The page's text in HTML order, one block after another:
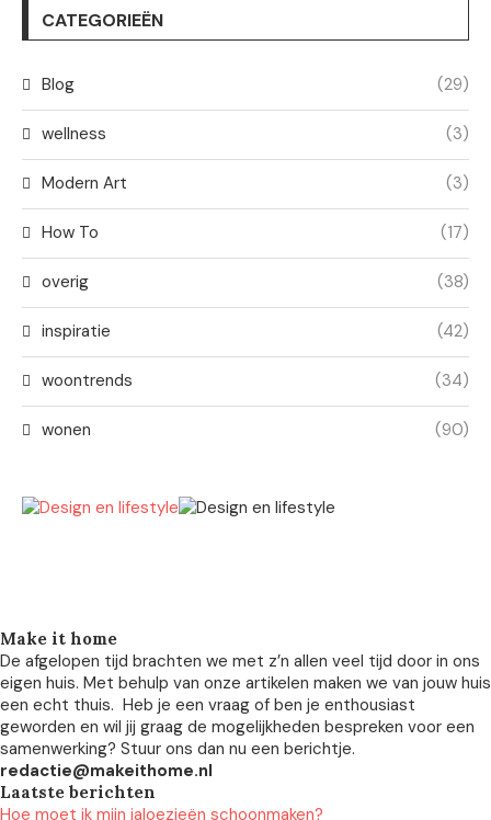
CATEGORIEËN
Blog (29)
wellness (3)
Modern Art (3)
How To (17)
overig (38)
inspiratie (42)
woontrends (34)
wonen (90)
Make it home
De afgelopen tijd brachten we met z’n allen veel tijd door in ons
eigen huis. Met behulp van onze artikelen maken we van jouw huis
een echt thuis. Heb je een vraag of ben je enthousiast
geworden en wil jij graag de mogelijkheden bespreken voor een
samenwerking? Stuur ons dan nu een berichtje.
redactie@makeithome.nl
Laatste berichten
Hoe moet ik mijn jaloezieën schoonmaken?